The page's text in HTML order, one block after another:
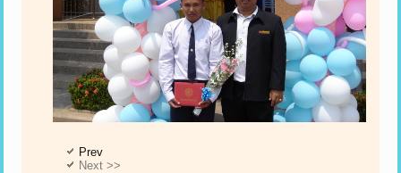
Prev
Next >>